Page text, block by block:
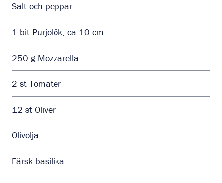
Salt och peppar
1 bit Purjolök, ca 10 cm
250 g Mozzarella
2 st Tomater
12 st Oliver
Olivolja
Färsk basilika